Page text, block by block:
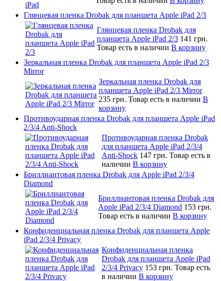
Глянцевая пленка Drobak для планшета Apple iPad 2/3
Глянцевая пленка Drobak для
планшета Apple iPad 2/3 141 грн.
Товар есть в наличии В корзину
Зеркальная пленка Drobak для планшета Apple iPad 2/3
Mirror
Зеркальная пленка Drobak для
планшета Apple iPad 2/3 Mirror
235 грн. Товар есть в наличии В
корзину
Противоударная пленка Drobak для планшета Apple iPad
2/3/4 Anti-Shock
Противоударная пленка Drobak
для планшета Apple iPad 2/3/4
Anti-Shock 147 грн. Товар есть в
наличии В корзину
Бриллиантовая пленка Drobak для Apple iPad 2/3/4
Diamond
Бриллиантовая пленка Drobak для
Apple iPad 2/3/4 Diamond 153 грн.
Товар есть в наличии В корзину
Конфиденциальная пленка Drobak для планшета Apple
iPad 2/3/4 Privacy
Конфиденциальная пленка
Drobak для планшета Apple iPad
2/3/4 Privacy 153 грн. Товар есть
в наличии В корзину